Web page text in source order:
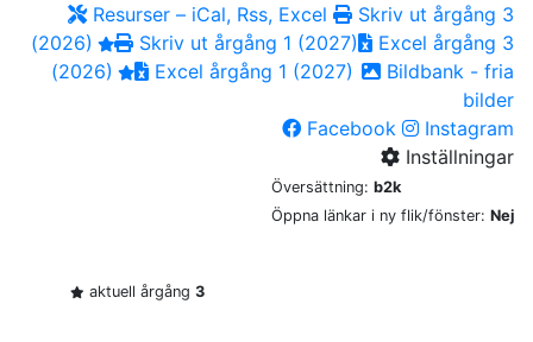
Resurser – iCal, Rss, Excel
Skriv ut årgång 3
(2026)
Skriv ut årgång 1 (2027)
Excel årgång 3
(2026)
Excel årgång 1 (2027)
Bildbank - fria
bilder
Facebook
Instagram
Inställningar
Översättning: b2k
Öppna länkar i ny flik/fönster: Nej
aktuell årgång 3